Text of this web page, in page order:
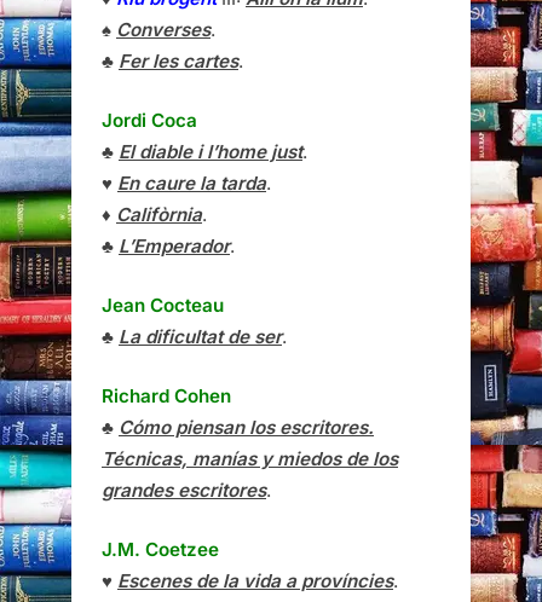
♠ Converses.
♣ Fer les cartes.
Jordi Coca
♣ El diable i l’home just.
♥ En caure la tarda.
♦ Califòrnia.
♣ L’Emperador.
Jean Cocteau
♣ La dificultat de ser.
Richard Cohen
♣ Cómo piensan los escritores.
Técnicas, manías y miedos de los
grandes escritores.
J.M. Coetzee
♥ Escenes de la vida a províncies.